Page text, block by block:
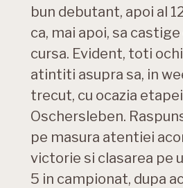
bun debutant, apoi al
ca, mai apoi, sa
cursa. Evident, toti
atintiti asupra sa, in
trecut, cu ocazia
Oschersleben.
pe masura atentiei
victorie si clasarea pe
5 in campionat, dupa